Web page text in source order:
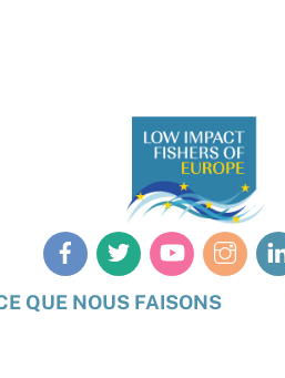
QUE NOUS FAISONS